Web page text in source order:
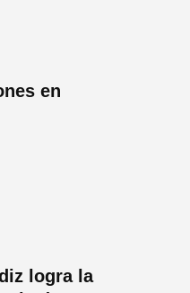
en
logra la